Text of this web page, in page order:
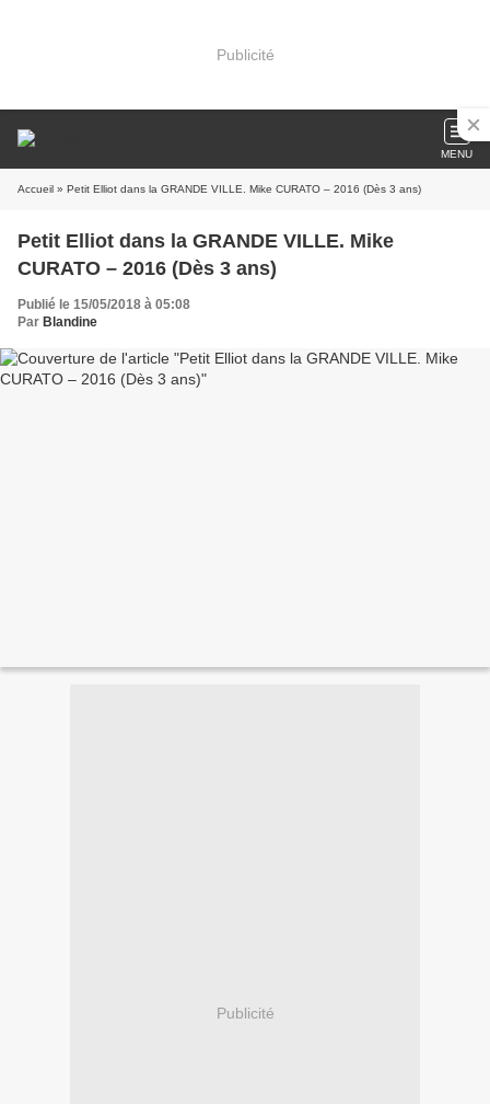
Publicité
MENU
Accueil » Petit Elliot dans la GRANDE VILLE. Mike CURATO – 2016 (Dès 3 ans)
Petit Elliot dans la GRANDE VILLE. Mike
CURATO – 2016 (Dès 3 ans)
Publié le 15/05/2018 à 05:08
Par Blandine
Publicité